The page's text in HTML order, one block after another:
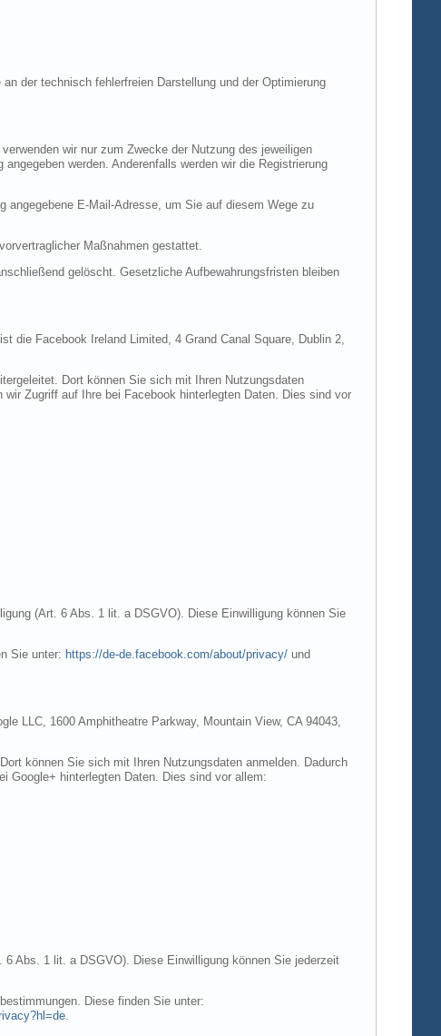
der technisch fehlerfreien Darstellung und der Optimierung
wir nur zum Zwecke der Nutzung des jeweiligen
werden. Anderenfalls werden wir die Registrierung
angegebene E-Mail-Adresse, um Sie auf diesem Wege zu
Maßnahmen gestattet.
gelöscht. Gesetzliche Aufbewahrungsfristen bleiben
die Facebook Ireland Limited, 4 Grand Canal Square, Dublin 2,
Dort können Sie sich mit Ihren Nutzungsdaten
Zugriff auf Ihre bei Facebook hinterlegten Daten. Dies sind vor
(Art. 6 Abs. 1 lit. a DSGVO). Diese Einwilligung können Sie
Sie unter: https://de-de.facebook.com/about/privacy/ und
LLC, 1600 Amphitheatre Parkway, Mountain View, CA 94043,
können Sie sich mit Ihren Nutzungsdaten anmelden. Dadurch
Google+ hinterlegten Daten. Dies sind vor allem:
6 Abs. 1 lit. a DSGVO). Diese Einwilligung können Sie jederzeit
Diese finden Sie unter:
.